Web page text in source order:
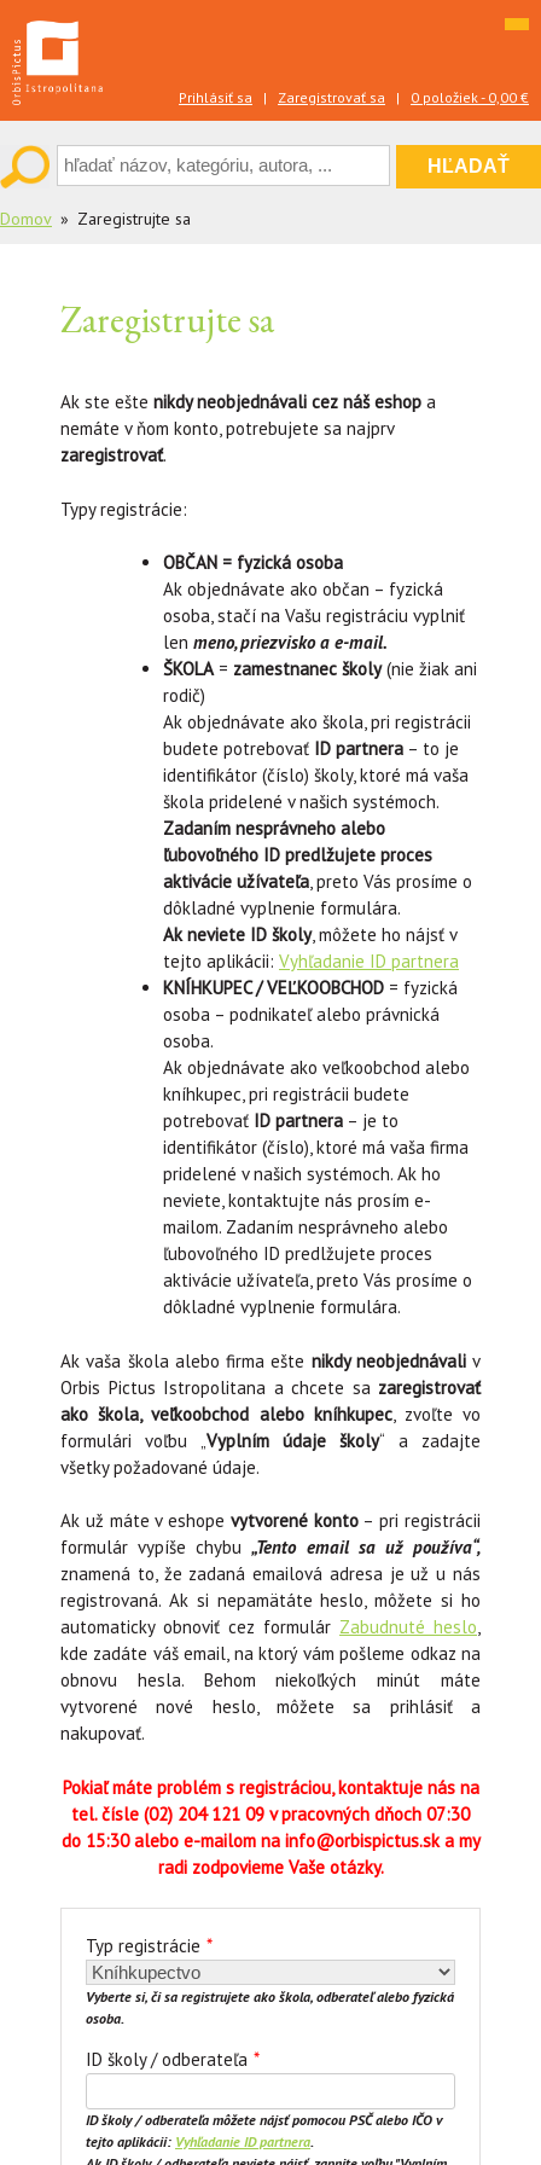
to
content
Prihlásiť sa | Zaregistrovať sa | 0 položiek - 0,00 €
Domov Zaregistrujte sa
Zaregistrujte sa
Ak ste ešte nikdy neobjednávali cez náš eshop a
nemáte v ňom konto, potrebujete sa najprv
zaregistrovať.
Typy registrácie:
OBČAN = fyzická osoba
Ak objednávate ako občan – fyzická
osoba, stačí na Vašu registráciu vyplniť
len meno, priezvisko a e-mail.
ŠKOLA= zamestnanec školy(nie žiak ani
rodič)
Ak objednávate ako škola, pri registrácii
budete potrebovať ID partnera – to je
identifikátor (číslo) školy, ktoré má vaša
škola pridelené v našich systémoch.
Zadaním nesprávneho alebo
ľubovoľného ID predlžujete proces
aktivácie užívateľa, preto Vás prosíme o
dôkladné vyplnenie formulára.
Ak neviete ID školy, môžete ho nájsť v
tejto aplikácii: Vyhľadanie ID partnera
KNÍHKUPEC / VEĽKOOBCHOD = fyzická
osoba – podnikateľ alebo právnická
osoba.
Ak objednávate ako veľkoobchod alebo
kníhkupec, pri registrácii budete
potrebovať ID partnera – je to
identifikátor (číslo), ktoré má vaša firma
pridelené v našich systémoch. Ak ho
neviete, kontaktujte nás prosím e-
mailom. Zadaním nesprávneho alebo
ľubovoľného ID predlžujete proces
aktivácie užívateľa, preto Vás prosíme o
dôkladné vyplnenie formulára.
Ak vaša škola alebo firma ešte nikdy neobjednávali v
Orbis Pictus Istropolitana a chcete sa zaregistrovať
ako škola, veľkoobchod alebo kníhkupec, zvoľte vo
formulári voľbu „ Vyplním údaje školy“ a zadajte
všetky požadované údaje.
Ak už máte v eshope vytvorené konto– pri registrácii
formulár vypíše chybu„Tento email sa už používa“,
znamená to, že zadaná emailová adresa je už u nás
registrovaná. Ak si nepamätáte heslo, môžete si ho
automaticky obnoviť cez formulár Zabudnuté heslo,
kde zadáte váš email, na ktorý vám pošleme odkaz na
obnovu hesla. Behom niekoľkých minút máte
vytvorené nové heslo, môžete sa prihlásiť a
nakupovať.
Pokiaľ máte problém s registráciou, kontaktuje nás na
tel. čísle (02) 204 121 09 v pracovných dňoch 07:30
do 15:30 alebo e-mailom na info@orbispictus.sk a my
radi zodpovieme Vaše otázky.
Typ registrácie *
Vyberte si, či sa registrujete ako škola, odberateľ alebo fyzická
osoba.
ID školy / odberateľa *
ID školy / odberateľa môžete nájsť pomocou PSČ alebo IČO v
tejto aplikácii: Vyhľadanie ID partnera.